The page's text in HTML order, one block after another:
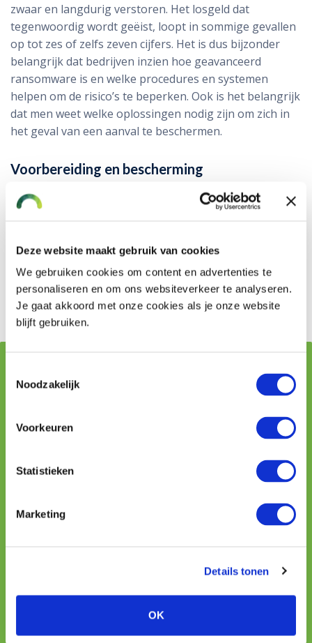
Deze website maakt gebruik van cookies
We gebruiken cookies om content en advertenties te
personaliseren en om ons websiteverkeer te analyseren.
Je gaat akkoord met onze cookies als je onze website
blijft gebruiken.
Noodzakelijk
Voorkeuren
Statistieken
Marketing
Details tonen
OK
zwaar en langdurig verstoren. Het losgeld dat
tegenwoordig wordt geëist, loopt in sommige gevallen
op tot zes of zelfs zeven cijfers. Het is dus bijzonder
belangrijk dat bedrijven inzien hoe geavanceerd
ransomware is en welke procedures en systemen
helpen om de risico’s te beperken. Ook is het belangrijk
dat men weet welke oplossingen nodig zijn om zich in
het geval van een aanval te beschermen.
Voorbereiding en bescherming
Regelmatig een back-up maken van
databestanden
Medewerkers goed opleiden
Investeren in geavanceerde beveiligings- en
antivirussoftware
Een uitgebreide cyberverzekering afsluiten
Telefoon